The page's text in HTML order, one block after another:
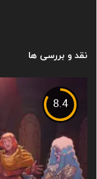
نقد و بررسی ها
8.4